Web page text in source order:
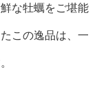
な牡蠣をご堪能
この逸品は、一